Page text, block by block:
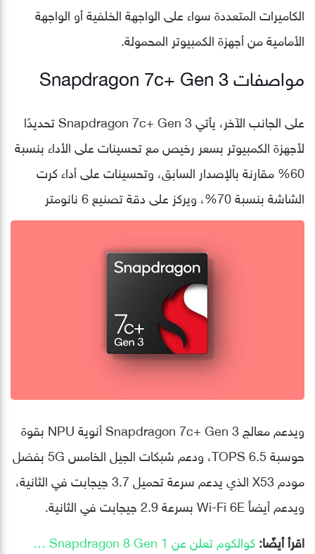
الكاميرات المتعددة سواء على الواجهة الخلفية أو الواجهة
الأمامية من أجهزة الكمبيوتر المحمولة.
مواصفات Snapdragon 7c+ Gen 3
على الجانب الآخر، يأتي Snapdragon 7c+ Gen 3 تحديدًا
لأجهزة الكمبيوتر بسعر رخيص مع تحسينات على الأداء بنسبة
60% مقارنة بالإصدار السابق، وتحسينات على أداء كرت
الشاشة بنسبة 70%، ويركز على دقة تصنيع 6 نانومتر
ويدعم معالج Snapdragon 7c+ Gen 3 أنوية NPU بقوة
حوسبة 6.5 TOPS، ودعم شبكات الجيل الخامس 5G بفضل
مودم X53 الذي يدعم سرعة تحميل 3.7 جيجابت في الثانية،
ويدعم أيضاً Wi-Fi 6E بسرعة 2.9 جيجابت في الثانية.
اقرأ أيضًا:
كوالكوم تعلن عن ‏Snapdragon 8 Gen 1‎‏ …